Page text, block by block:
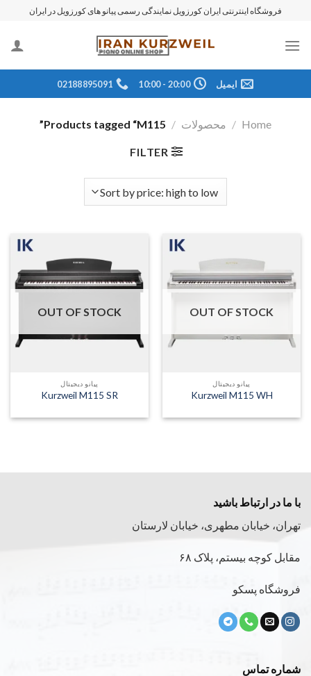
محتوا
فروشگاه اینترنتی ایران کورزویل نمایندگی رسمی پیانو های کورزویل در ایران
ایمیل 20:00 - 10:00
02188895091
Home
/ محصولات /
FILTER
OUT OF STOCK
پیانو دیجیتال
Kurzweil M115 WH
OUT OF STOCK
پیانو دیجیتال
Kurzweil M115 SR
با ما در ارتباط باشید
تهران، خیابان مطهری، خیابان لارستان
مقابل کوچه بیستم، پلاک ۶۸
فروشگاه پسکو
شماره تماس